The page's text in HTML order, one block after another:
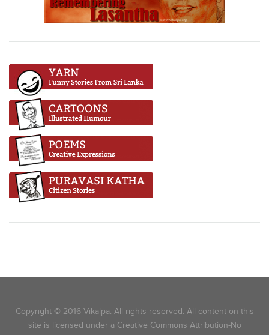
Copyright © 2016 Vikalpa. All rights reserved. All content on this
site is licensed under a Creative Commons Attribution-No